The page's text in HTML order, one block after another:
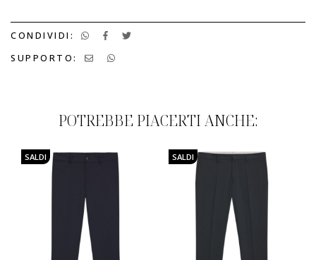
CONDIVIDI:
SUPPORTO:
POTREBBE PIACERTI ANCHE:
SALDI SALDI